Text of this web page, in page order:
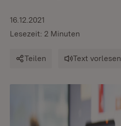
16.12.2021
Lesezeit: 2 Minuten
Teilen Text vorlesen